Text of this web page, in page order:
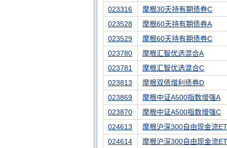
023316
摩根30天持有期债券C
023528
摩根60天持有期债券A
023529
摩根60天持有期债券C
023780
摩根汇智优选混合A
023781
摩根汇智优选混合C
023813
摩根双债增利债券D
023869
摩根中证A500指数增强A
023870
摩根中证A500指数增强C
024613
摩根沪深300自由现金流
024614
摩根沪深300自由现金流